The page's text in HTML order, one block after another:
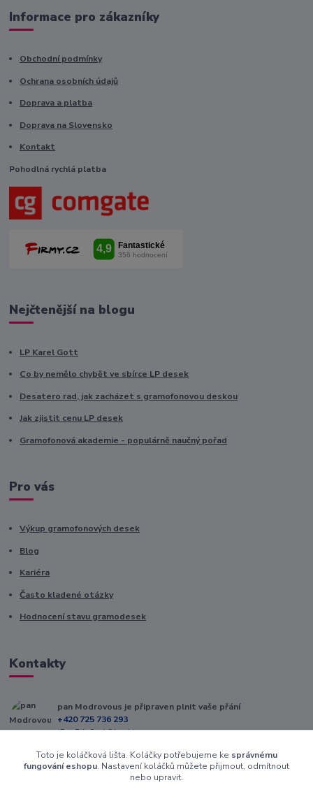
Informace pro zákazníky
Obchodní podmínky
Ochrana osobních údajů
Doprava a platba
Doprava na Slovensko
Kontakt
Pohodlná rychlá platba
Nejčtenější na blogu
LP Karel Gott
Co by nemělo chybět ve sbírce LP desek
Desatero rad, jak zacházet s gramofonovou deskou
Jak zjistit cenu LP desek
Gramofonová akademie - populárně naučný pořad
Pro vás
Výkup gramofonových desek
Blog
Kariéra
Často kladené otázky
Hodnocení stavu gramodesek
Kontakty
pan Modrovous je připraven plnit vaše přání
+420 725 736 293
(Po-Pá, 8 - 16 hod.)
info@modrovous.cz
Toto je koláčková lišta. Koláčky potřebujeme ke správnému
fungování eshopu. Nastavení koláčků můžete přijmout, odmítnout
nebo upravit.